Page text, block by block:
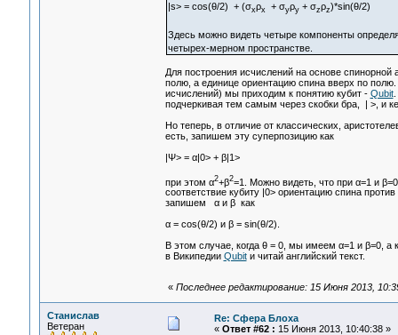
|s> = cos(θ/2) + (σxρx + σyρy+ σzρz)*sin(θ/2)
Здесь можно видеть четыре компоненты
четырех-мерном пространстве.
Для построения исчислений на основе
полю, а единице ориентацию спина вверх по
исчислений) мы приходим к понятию кубит - Qubit.
подчеркивая тем самым через скобки бра, | >, и
Но теперь, в отличие от классических,
есть, запишем эту суперпозицию как
|Ψ> = α|0> + β|1>
при этом α2+β2=1. Можно видеть, что при α=1 и
соответствие кубиту |0> ориентацию спина
запишем α и β как
α = cos(θ/2) и β = sin(θ/2).
В этом случае, когда θ = 0, мы имеем α=1 и β=0,
в Википедии Qubitи читай английский текст.
« Последнее редактирование: 15 Июня 2013,
Станислав
Ветеран
Re: Сфера Блоха
« Ответ #62 : 15 Июня 2013, 10:40:38 »